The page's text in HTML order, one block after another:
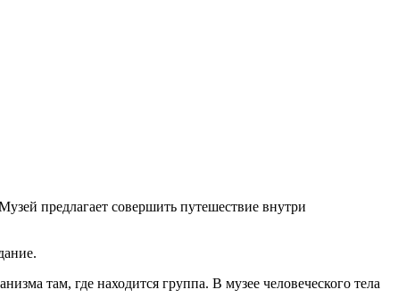
предлагает совершить путешествие внутри
там, где находится группа. В музее человеческого тела